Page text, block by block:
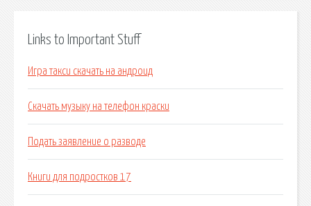
Links to Important Stuff
Игра такси скачать на андроид
Скачать музыку на телефон краски
Подать заявление о разводе
Книги для подростков 17